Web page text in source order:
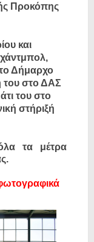
Προκόπης
και
Δήμαρχο
του στο ΔΑΣ
του στο
στήριξή
τα μέτρα